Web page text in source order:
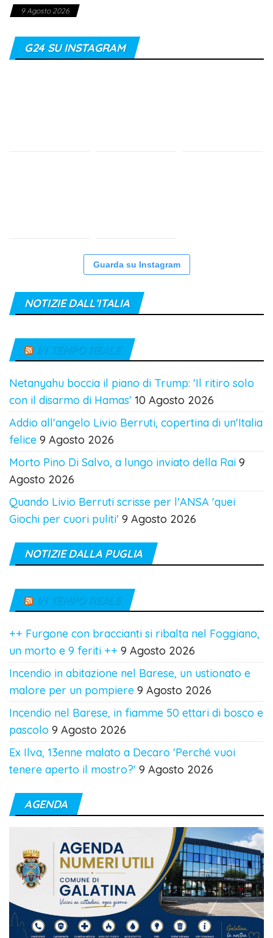
9 Agosto 2026
G24 SU INSTAGRAM
Guarda su Instagram
NOTIZIE DALL’ITALIA
IN TEMPO REALE
Netanyahu boccia il piano di Trump: 'Il ritiro solo
con il disarmo di Hamas' 10 Agosto 2026
Addio all'angelo Livio Berruti, copertina di un'Italia
felice 9 Agosto 2026
Morto Pino Di Salvo, a lungo inviato della Rai 9
Agosto 2026
Quando Livio Berruti scrisse per l'ANSA 'quei
Giochi per cuori puliti' 9 Agosto 2026
NOTIZIE DALLA PUGLIA
IN TEMPO REALE
++ Furgone con braccianti si ribalta nel Foggiano,
un morto e 9 feriti ++ 9 Agosto 2026
Incendio in abitazione nel Barese, un ustionato e
malore per un pompiere 9 Agosto 2026
Incendio nel Barese, in fiamme 50 ettari di bosco e
pascolo 9 Agosto 2026
Ex Ilva, 13enne malato a Decaro 'Perché vuoi
tenere aperto il mostro?' 9 Agosto 2026
AGENDA